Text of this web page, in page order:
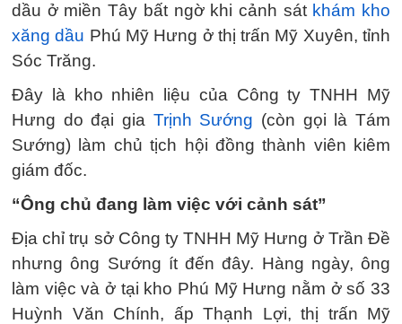
dầu ở miền Tây bất ngờ khi cảnh sát khám kho
xăng dầu Phú Mỹ Hưng ở thị trấn Mỹ Xuyên, tỉnh
Sóc Trăng.
Đây là kho nhiên liệu của Công ty TNHH Mỹ
Hưng do đại gia Trịnh Sướng (còn gọi là Tám
Sướng) làm chủ tịch hội đồng thành viên kiêm
giám đốc.
“Ông chủ đang làm việc với cảnh sát”
Địa chỉ trụ sở Công ty TNHH Mỹ Hưng ở Trần Đề
nhưng ông Sướng ít đến đây. Hàng ngày, ông
làm việc và ở tại kho Phú Mỹ Hưng nằm ở số 33
Huỳnh Văn Chính, ấp Thạnh Lợi, thị trấn Mỹ